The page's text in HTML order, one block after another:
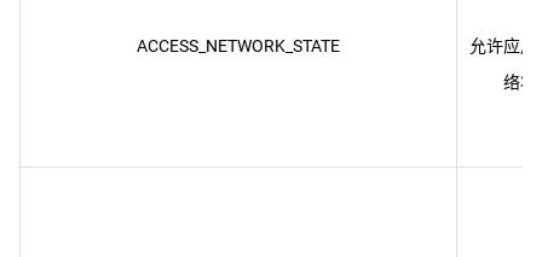
ACCESS_NETWORK_STATE 允许应用